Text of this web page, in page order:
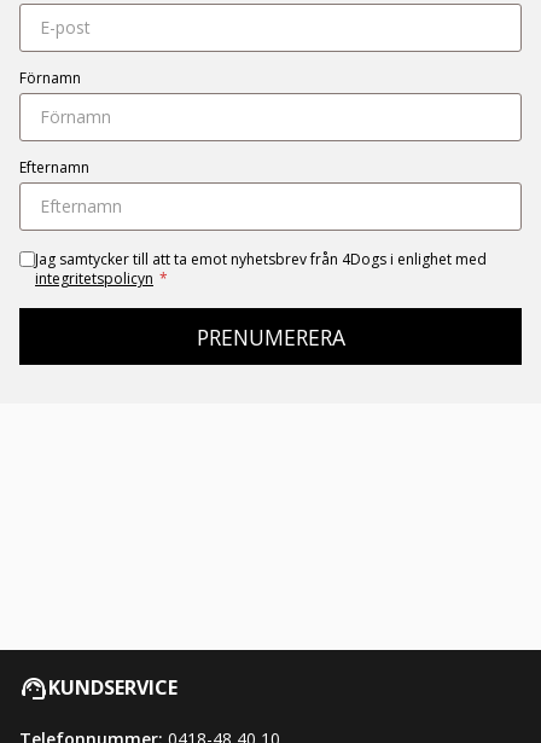
Förnamn
Efternamn
Jag samtycker till att ta emot nyhetsbrev från 4Dogs i enlighet med
integritetspolicyn *
PRENUMERERA
KUNDSERVICE